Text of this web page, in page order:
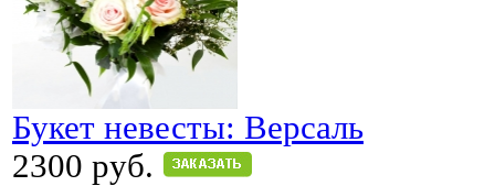
Букет невесты: Версаль
2300 руб.